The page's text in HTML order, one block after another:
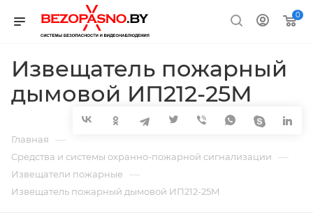
0
Извещатель пожарный
дымовой ИП212-25М
Главная —
Средства и системы охранно-пожарной сигнализации —
Извещатели пожарные —
Извещатель пожарный дымовой ИП212-25М